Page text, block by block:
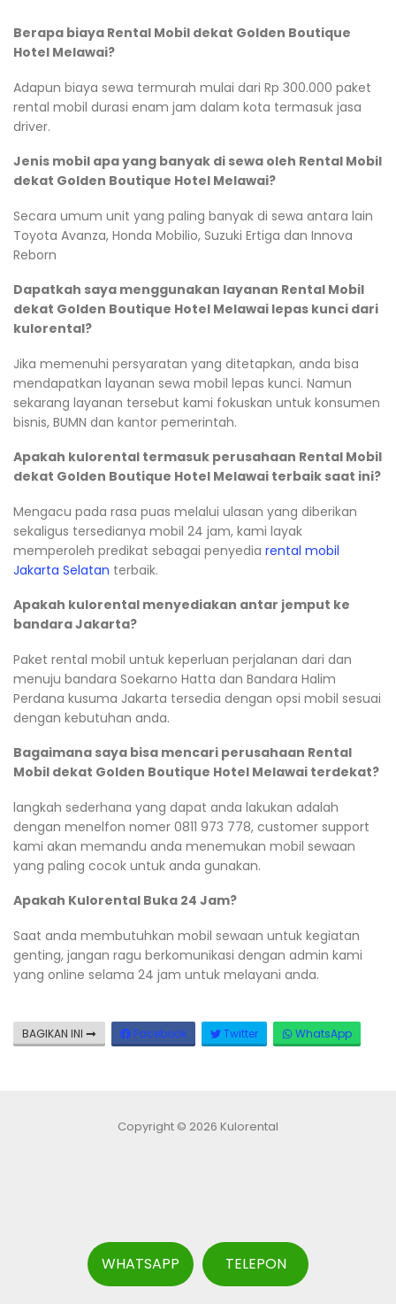
Berapa biaya Rental Mobil dekat Golden Boutique
Hotel Melawai?
Adapun biaya sewa termurah mulai dari Rp 300.000 paket
rental mobil durasi enam jam dalam kota termasuk jasa
driver.
Jenis mobil apa yang banyak di sewa oleh Rental Mobil
dekat Golden Boutique Hotel Melawai?
Secara umum unit yang paling banyak di sewa antara lain
Toyota Avanza, Honda Mobilio, Suzuki Ertiga dan Innova
Reborn
Dapatkah saya menggunakan layanan Rental Mobil
dekat Golden Boutique Hotel Melawai lepas kunci dari
kulorental?
Jika memenuhi persyaratan yang ditetapkan, anda bisa
mendapatkan layanan sewa mobil lepas kunci. Namun
sekarang layanan tersebut kami fokuskan untuk konsumen
bisnis, BUMN dan kantor pemerintah.
Apakah kulorental termasuk perusahaan Rental Mobil
dekat Golden Boutique Hotel Melawai terbaik saat ini?
Mengacu pada rasa puas melalui ulasan yang diberikan
sekaligus tersedianya mobil 24 jam, kami layak
memperoleh predikat sebagai penyedia rental mobil
Jakarta Selatan terbaik.
Apakah kulorental menyediakan antar jemput ke
bandara Jakarta?
Paket rental mobil untuk keperluan perjalanan dari dan
menuju bandara Soekarno Hatta dan Bandara Halim
Perdana kusuma Jakarta tersedia dengan opsi mobil sesuai
dengan kebutuhan anda.
Bagaimana saya bisa mencari perusahaan Rental
Mobil dekat Golden Boutique Hotel Melawai terdekat?
langkah sederhana yang dapat anda lakukan adalah
dengan menelfon nomer 0811 973 778, customer support
kami akan memandu anda menemukan mobil sewaan
yang paling cocok untuk anda gunakan.
Apakah Kulorental Buka 24 Jam?
Saat anda membutuhkan mobil sewaan untuk kegiatan
genting, jangan ragu berkomunikasi dengan admin kami
yang online selama 24 jam untuk melayani anda.
BAGIKAN INI Facebook Twitter WhatsApp
Copyright © 2026 Kulorental
WHATSAPP TELEPON